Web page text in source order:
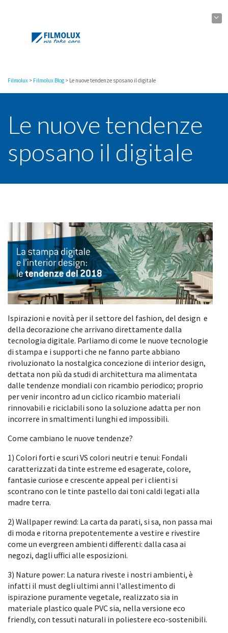
Filmolux > Filmolux Blog > Le nuove tendenze sposano il digitale
Le nuove tendenze
sposano il digitale
Ispirazioni e novità per il settore del fashion, del design e
della decorazione che arrivano direttamente dalla
tecnologia digitale. Parliamo di come le nuove tecnologie
di stampa e i supporti che ne fanno parte abbiano
rivoluzionato la nostalgica concezione di interior design,
dettata non più da studi di architettura ma alimentata
dalle tendenze mondiali con ricambio periodico; proprio
per venir incontro ad un ciclico ricambio materiali
rinnovabili e riciclabili sono la soluzione adatta per non
incorrere in smaltimenti lunghi ed impossibili.
Come cambiano le nuove tendenze?
1) Colori forti e scuri VS colori neutri e tenui: Fondali
caratterizzati da tinte estreme ed esagerate, colore,
fantasie curiose e crescente appeal per i clienti si
scontrano con le tinte pastello dai toni caldi legati alla
madre terra.
2) Wallpaper rewind: La carta da parati, si sa, non passa mai
di moda e ritorna prepotentemente a vestire e rivestire
come un evergreen ambienti differenti: dalla casa ai
negozi, dagli uffici alle esposizioni.
3) Nature power: La natura riveste i nostri ambienti, è
infatti il must degli ultimi anni l'allestimento di
ispirazione puramente vegetale, realizzato sia in
materiale plastico quale PVC sia, nella versione eco
friendly, con tessuti naturali in poliestere eco-sostenibili.